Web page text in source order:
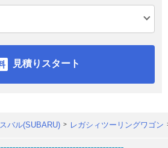
見積りスタート
スバル(SUBARU) レガシィツーリングワゴン